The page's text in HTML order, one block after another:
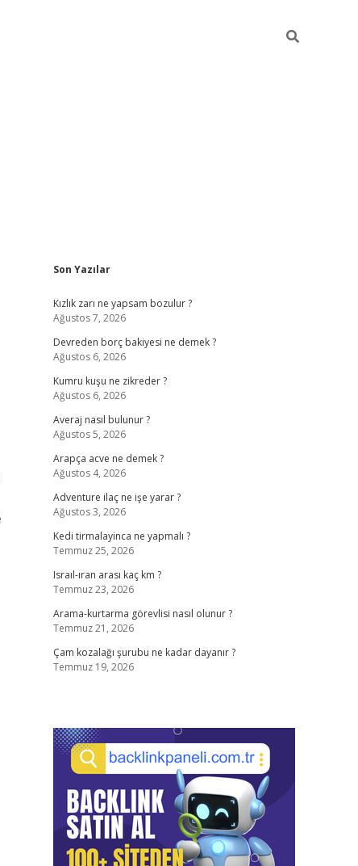
Sidebar
Son Yazılar
Kızlık zarı ne yapsam bozulur ?
Ağustos 7, 2026
Devreden borç bakiyesi ne demek ?
Ağustos 6, 2026
Kumru kuşu ne zikreder ?
Ağustos 6, 2026
Averaj nasıl bulunur ?
Ağustos 5, 2026
Arapça acve ne demek ?
Ağustos 4, 2026
Adventure ilaç ne işe yarar ?
Ağustos 3, 2026
Kedi tirmalayinca ne yapmalı ?
Temmuz 25, 2026
Israıl-ıran arası kaç km ?
Temmuz 23, 2026
Arama-kurtarma görevlisi nasıl olunur ?
Temmuz 21, 2026
Çam kozalağı şurubu ne kadar dayanır ?
Temmuz 19, 2026